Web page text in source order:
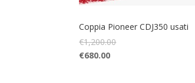
Coppia Pioneer CDJ350 usati
€1,200.00
€680.00